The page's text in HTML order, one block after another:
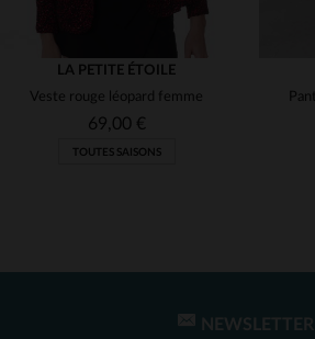
TAILLES DISPONIBLES
LA PETITE ÉTOILE
Veste rouge léopard femme
69,00 €
TOUTES SAISONS
NEWSLETTER